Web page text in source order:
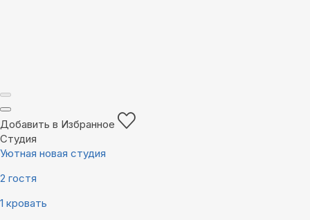
Добавить в Избранное
Студия
Уютная новая студия
2 гостя
1 кровать